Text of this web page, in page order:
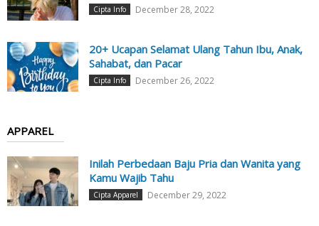
Cipta Info December 28, 2022
20+ Ucapan Selamat Ulang Tahun Ibu, Anak,
Sahabat, dan Pacar
Cipta Info December 26, 2022
APPAREL
Inilah Perbedaan Baju Pria dan Wanita yang
Kamu Wajib Tahu
Cipta Apparel December 29, 2022